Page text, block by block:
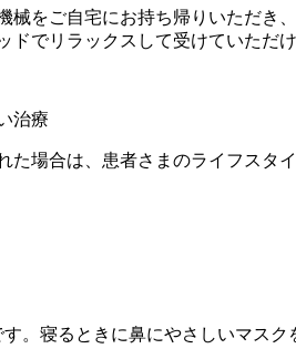
械をご自宅にお持ち帰りいただ
ドでリラックスして受けていただ
治療
た場合は、患者さまのライフスタ
。寝るときに鼻にやさしいマス